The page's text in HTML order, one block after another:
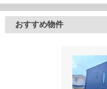
おすすめ物件